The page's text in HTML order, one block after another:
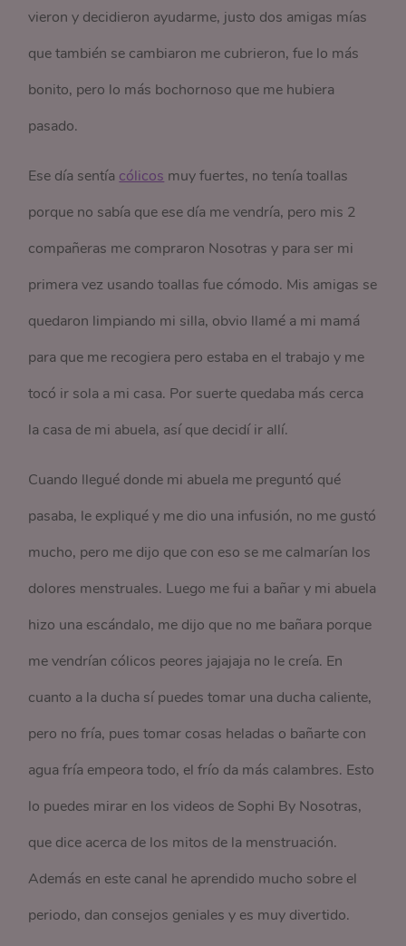
vieron y decidieron ayudarme, justo dos amigas mías
que también se cambiaron me cubrieron, fue lo más
bonito, pero lo más bochornoso que me hubiera
pasado.
Ese día sentía cólicos muy fuertes, no tenía toallas
porque no sabía que ese día me vendría, pero mis 2
compañeras me compraron Nosotras y para ser mi
primera vez usando toallas fue cómodo. Mis amigas se
quedaron limpiando mi silla, obvio llamé a mi mamá
para que me recogiera pero estaba en el trabajo y me
tocó ir sola a mi casa. Por suerte quedaba más cerca
la casa de mi abuela, así que decidí ir allí.
Cuando llegué donde mi abuela me preguntó qué
pasaba, le expliqué y me dio una infusión, no me gustó
mucho, pero me dijo que con eso se me calmarían los
dolores menstruales. Luego me fui a bañar y mi abuela
hizo una escándalo, me dijo que no me bañara porque
me vendrían cólicos peores jajajaja no le creía. En
cuanto a la ducha sí puedes tomar una ducha caliente,
pero no fría, pues tomar cosas heladas o bañarte con
agua fría empeora todo, el frío da más calambres. Esto
lo puedes mirar en los videos de Sophi By Nosotras,
que dice acerca de los mitos de la menstruación.
Además en este canal he aprendido mucho sobre el
periodo, dan consejos geniales y es muy divertido.